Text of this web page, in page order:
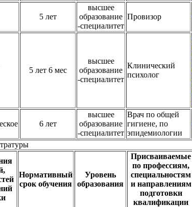
5 лет
высшее
образование
-специалитет
Провизор
5 лет 6 мес
высшее
образование
-специалитет
Клинический
психолог
6 лет
высшее
образование
-специалитет
Врач по общей
гигиене, по
эпидемиологии
Нормативный
срок обучения
Уровень
образования
Присваиваемые
по профессиям,
специальностям
и направлениям
подготовки
квалификации